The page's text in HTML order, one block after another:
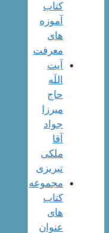
کتاب
آموزه
های
معرفت
آیت
اللَه
حاج
میرزا
جواد
آقا
ملکی
تبریزی
مجموعه
کتاب
های
عنوان